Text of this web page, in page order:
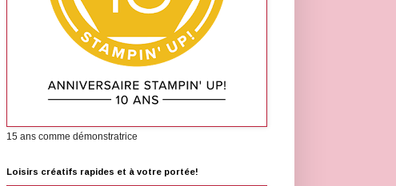
15 ans comme démonstratrice
Loisirs créatifs rapides et à votre portée!